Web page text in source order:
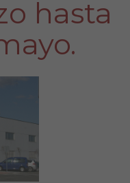
hasta